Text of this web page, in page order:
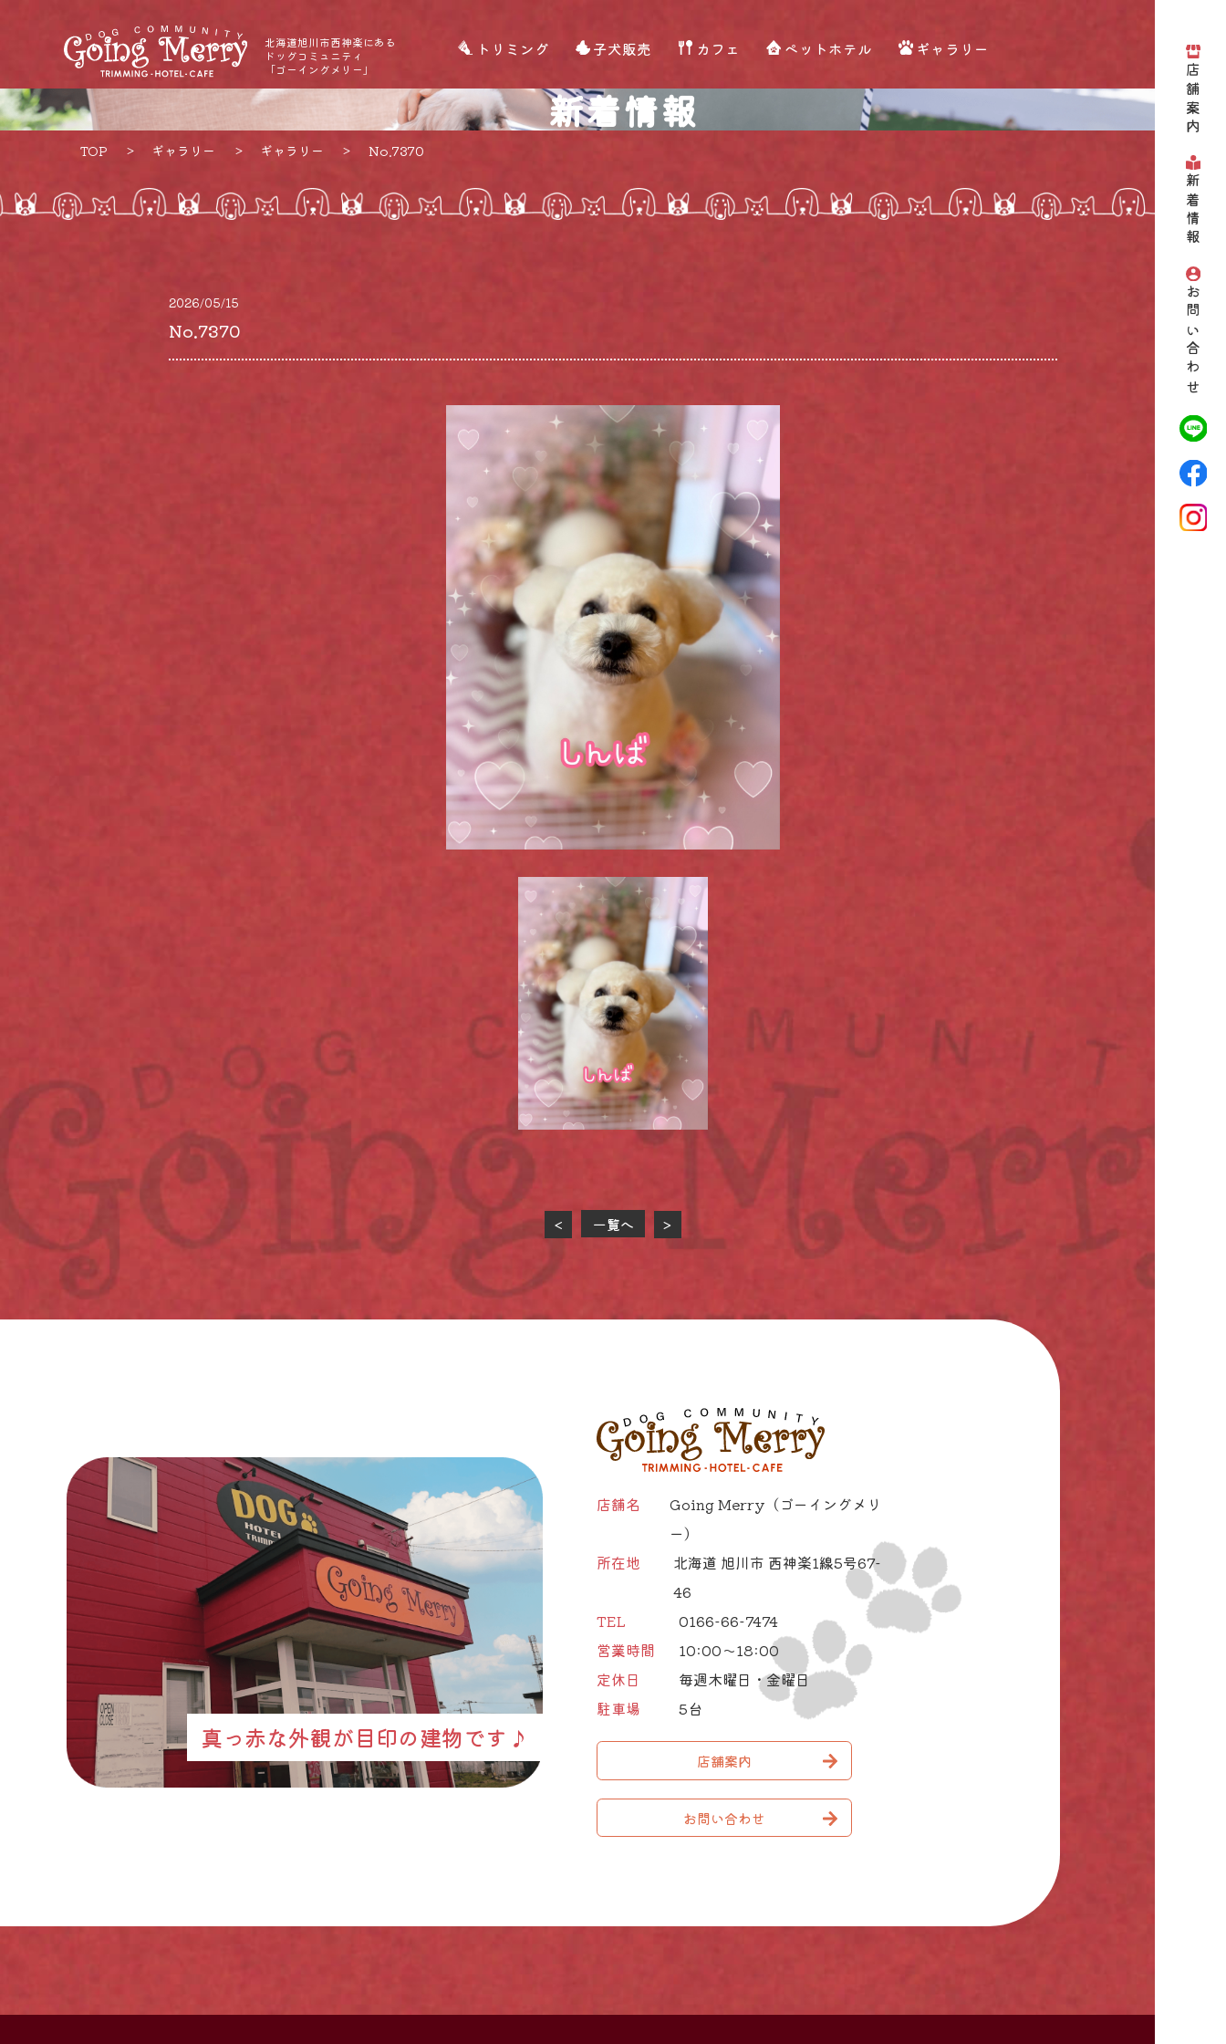
北海道旭川市西神楽にある
ドッグコミュニティ
「ゴーイングメリー」
トリミング 子犬販売 カフェ ペットホテル ギャラリー
店舗案内
新着情報
お問い合わせ
新着情報
TOP ギャラリー ギャラリー No.7370
2026/05/15
No.7370
< 一覧へ >
真っ赤な外観が目印の建物です♪
店舗名 Going Merry（ゴーイングメリ
ー）
所在地
北海道 旭川市 西神楽1線5号67-
46
TEL
0166-66-7474
営業時間
10:00～18:00
定休日
毎週木曜日・金曜日
駐車場
5台
店舗案内
お問い合わせ